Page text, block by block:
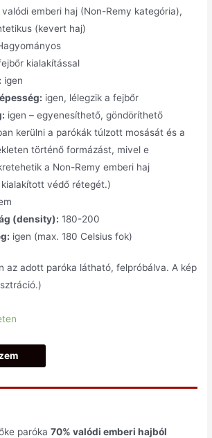
valódi emberi haj (Non-Remy kategória),
(kevert haj)
kialakítással
igen
igen, lélegzik a fejbőr
igen – egyenesíthető, göndöríthető
kerülni a parókák túlzott mosását és a
történő formázást, mivel e
a Non-Remy emberi haj
védő rétegét.)
(density): 180-200
igen (max. 180 Celsius fok)
az adott paróka látható, felpróbálva. A kép
paróka70% valódi emberi hajból